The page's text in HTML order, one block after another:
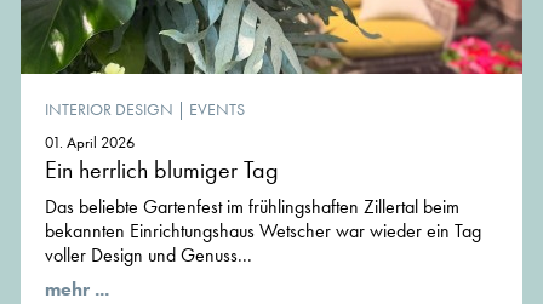
INTERIOR DESIGN | EVENTS
01. April 2026
Ein herrlich blumiger Tag
Das beliebte Gartenfest im frühlingshaften Zillertal beim
bekannten Einrichtungshaus Wetscher war wieder ein Tag
voller Design und Genuss...
mehr ...